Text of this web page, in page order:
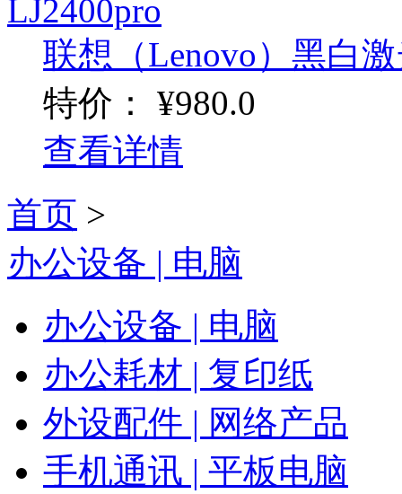
联想（Lenovo）黑白
特价：
¥980.0
查看详情
首页 >
办公设备 | 电脑
办公设备 | 电脑
办公耗材 | 复印纸
外设配件 | 网络产品
手机通讯 | 平板电脑